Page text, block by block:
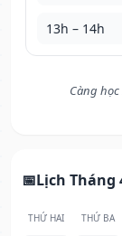
13h – 14h
Càng
Lịch Tháng
THỨ HAI THỨ BA